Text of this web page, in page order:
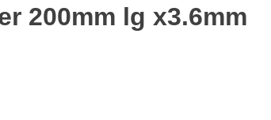
200mm lg x3.6mm